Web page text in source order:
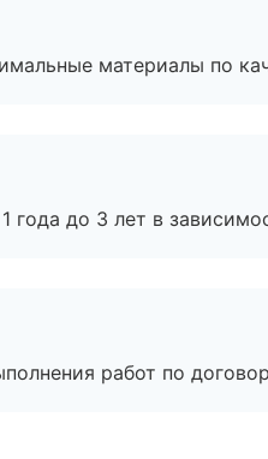
материалы по
года до 3 лет в
работ по